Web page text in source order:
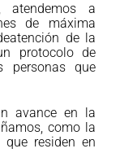
atendemos a
de máxima
de la
protocolo de
personas que
avance en la
como la
residen en